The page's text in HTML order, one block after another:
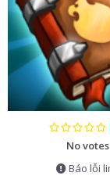
No votes
Báo lỗi